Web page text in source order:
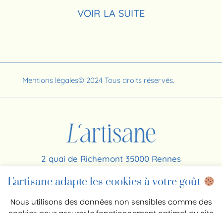
VOIR LA SUITE
Mentions légales© 2024 Tous droits réservés.
2 quai de Richemont 35000 Rennes
contact@agence-lartisane.com
L'artisane adapte les cookies à votre goût
Nous utilisons des données non sensibles comme des